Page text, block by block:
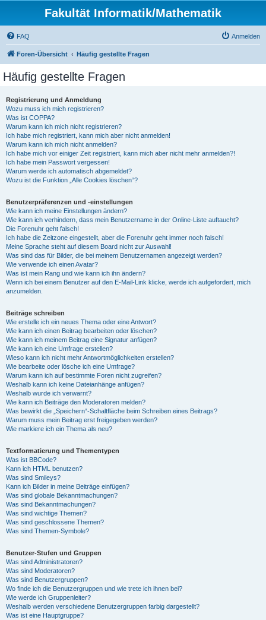
Fakultät Informatik/Mathematik
FAQ Anmelden
Foren-Übersicht Häufig gestellte Fragen
Häufig gestellte Fragen
Registrierung und Anmeldung
Wozu muss ich mich registrieren?
Was ist COPPA?
Warum kann ich mich nicht registrieren?
Ich habe mich registriert, kann mich aber nicht anmelden!
Warum kann ich mich nicht anmelden?
Ich habe mich vor einiger Zeit registriert, kann mich aber nicht mehr anmelden?!
Ich habe mein Passwort vergessen!
Warum werde ich automatisch abgemeldet?
Wozu ist die Funktion „Alle Cookies löschen“?
Benutzerpräferenzen und -einstellungen
Wie kann ich meine Einstellungen ändern?
Wie kann ich verhindern, dass mein Benutzername in der Online-Liste auftaucht?
Die Forenuhr geht falsch!
Ich habe die Zeitzone eingestellt, aber die Forenuhr geht immer noch falsch!
Meine Sprache steht auf diesem Board nicht zur Auswahl!
Was sind das für Bilder, die bei meinem Benutzernamen angezeigt werden?
Wie verwende ich einen Avatar?
Was ist mein Rang und wie kann ich ihn ändern?
Wenn ich bei einem Benutzer auf den E-Mail-Link klicke, werde ich aufgefordert, mich
anzumelden.
Beiträge schreiben
Wie erstelle ich ein neues Thema oder eine Antwort?
Wie kann ich einen Beitrag bearbeiten oder löschen?
Wie kann ich meinem Beitrag eine Signatur anfügen?
Wie kann ich eine Umfrage erstellen?
Wieso kann ich nicht mehr Antwortmöglichkeiten erstellen?
Wie bearbeite oder lösche ich eine Umfrage?
Warum kann ich auf bestimmte Foren nicht zugreifen?
Weshalb kann ich keine Dateianhänge anfügen?
Weshalb wurde ich verwarnt?
Wie kann ich Beiträge den Moderatoren melden?
Was bewirkt die „Speichern“-Schaltfläche beim Schreiben eines Beitrags?
Warum muss mein Beitrag erst freigegeben werden?
Wie markiere ich ein Thema als neu?
Textformatierung und Thementypen
Was ist BBCode?
Kann ich HTML benutzen?
Was sind Smileys?
Kann ich Bilder in meine Beiträge einfügen?
Was sind globale Bekanntmachungen?
Was sind Bekanntmachungen?
Was sind wichtige Themen?
Was sind geschlossene Themen?
Was sind Themen-Symbole?
Benutzer-Stufen und Gruppen
Was sind Administratoren?
Was sind Moderatoren?
Was sind Benutzergruppen?
Wo finde ich die Benutzergruppen und wie trete ich ihnen bei?
Wie werde ich Gruppenleiter?
Weshalb werden verschiedene Benutzergruppen farbig dargestellt?
Was ist eine Hauptgruppe?